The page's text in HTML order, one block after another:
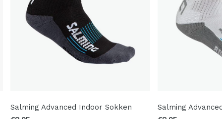
Salming Advanced Indoor Sokken Salming